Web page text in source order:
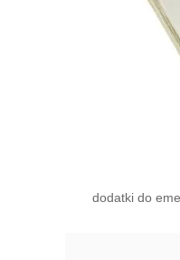
dodatki do